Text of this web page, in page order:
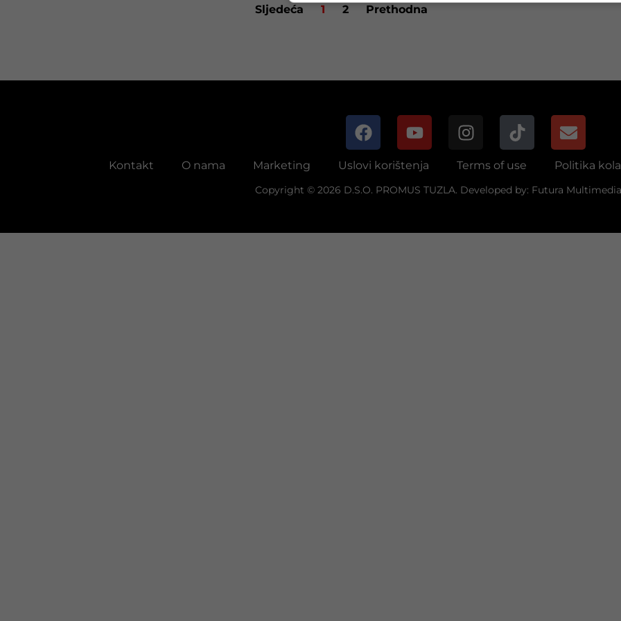
Sljedeća 1 2 Prethodna
Kontakt O nama Marketing Uslovi korištenja Terms of use Politika
Copyright © 2026 D.S.O. PROMUS TUZLA. Developed by: Futura